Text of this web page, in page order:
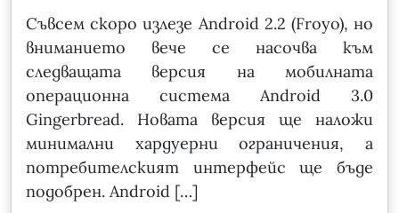
Съвсем скоро излезе Android 2.2 (Froyo), но
вниманието вече се насочва към
следващата версия на мобилната
операционна система Android 3.0
Gingerbread. Новата версия ще наложи
минимални хардуерни ограничения, а
потребителският интерфейс ще бъде
подобрен. Android […]